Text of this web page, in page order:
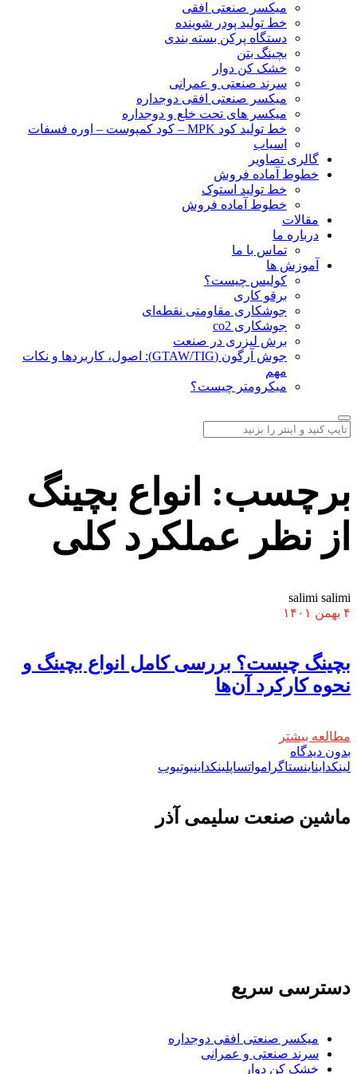
ميكسر صنعتی افقی
خط تولید پودر شوينده
دستگاه پرکن بسته بندی
بچينگ بتن
خشک کن دوار
سرند صنعتی و عمرانی
میکسر صنعتی افقی دوجداره
میکسر های تحت خلع و دوجداره
خط تولید کود MPK – کود کمپوست – اوره فسفات
اسیاب
گالری تصاویر
خطوط آماده فروش
خط تولید استوک
خطوط آماده فروش
مقالات
درباره ما
تماس با ما
آموزش ها
کولیس چیست؟
برقو کاری
جوشکاری مقاومتی نقطه‌ای
جوشکاری co2
برش لیزری در صنعت
جوش آرگون (GTAW/TIG): اصول، کاربردها و نکات
مهم
میکرومتر چیست؟
برچسب: انواع بچینگ
از نظر عملکرد کلی
salimi salimi
۴ بهمن ۱۴۰۱
بچینگ چیست؟ بررسی کامل انواع بچینگ و
نحوه کارکرد آن‌ها
مطالعه بیشتر
بدون دیدگاه
لینکدایناینستاگرامواتساپلینکداینیوتیوب
ماشين صنعت سليمی آذر
دسترسی سریع
میکسر صنعتی افقی دوجداره
سرند صنعتی و عمرانی
خشک کن دوار